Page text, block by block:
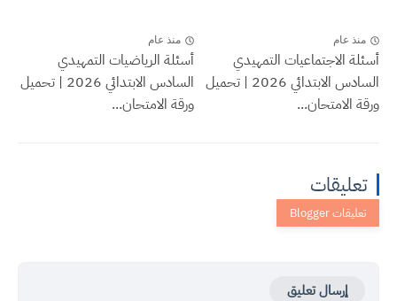
منذ عام
أسئلة الاجتماعيات التمهيدي
السادس الابتدائي 2026 | تحميل
ورقة الامتحان...
منذ عام
أسئلة الرياضيات التمهيدي
السادس الابتدائي 2026 | تحميل
ورقة الامتحان...
تعليقات
إرسال تعليق